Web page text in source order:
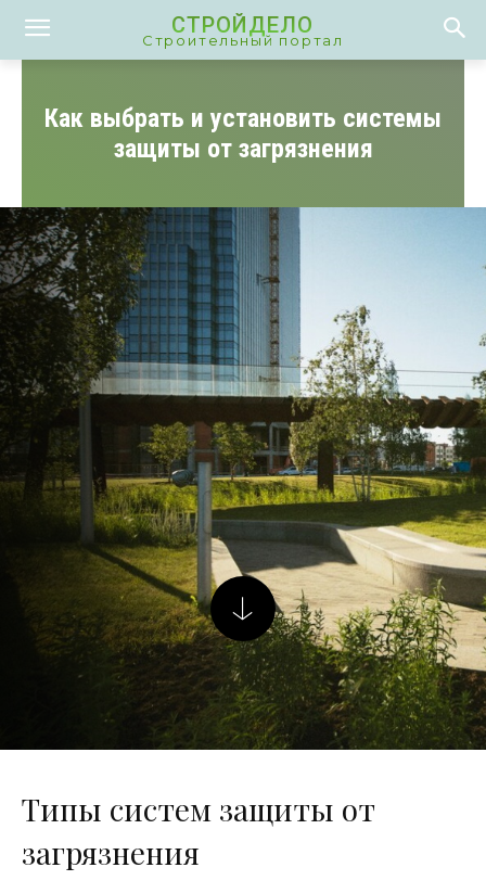
СТРОЙДЕЛО
Строительный портал
Как выбрать и установить системы
защиты от загрязнения
Типы систем защиты от
загрязнения